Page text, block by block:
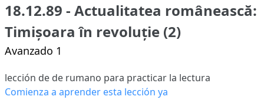
18.12.89 - Actualitatea românească:
Timișoara în revoluție (2)
Avanzado 1
lección de de rumano para practicar la lectura
Comienza a aprender esta lección ya